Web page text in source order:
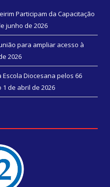
Participam da Capacitação
junho de 2026
para ampliar acesso à
2026
Diocesana pelos 66
1 de abril de 2026